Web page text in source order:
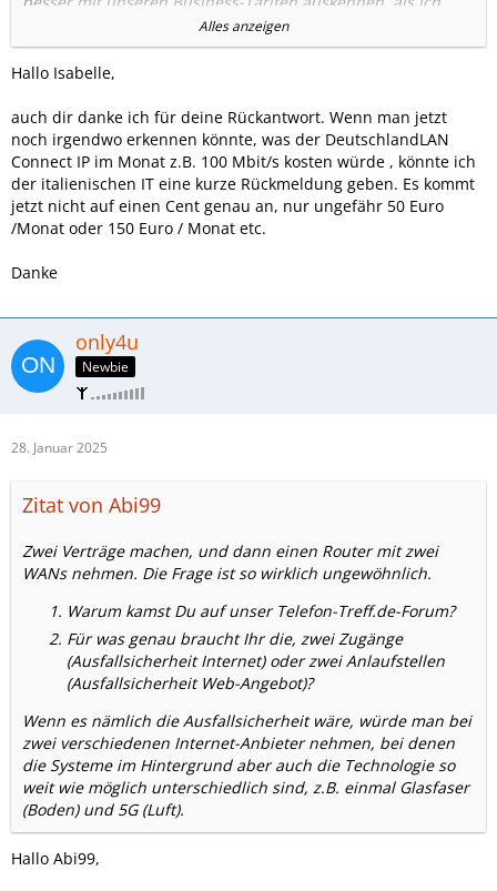
Vielleicht ist
Wenn die IT da nähere Fragen zu hat, dann am besten
direkt einmal an T-Systems wenden. Die Kolleg*innen
stehen gerne beratend zur Seite.
Liebe Grüße
Alles anzeigen
Hallo Isabelle,
auch dir danke ich für deine Rückantwort. Wenn man jetzt
noch irgendwo erkennen könnte, was der DeutschlandLAN
Connect IP im Monat z.B. 100 Mbit/s kosten würde , könnte ich
der italienischen IT eine kurze Rückmeldung geben. Es kommt
jetzt nicht auf einen Cent genau an, nur ungefähr 50 Euro
/Monat oder 150 Euro / Monat etc.
Danke
only4u
Newbie
28. Januar 2025
Zitat von Abi99
Zwei Verträge machen, und dann einen Router mit zwei
WANs nehmen. Die Frage ist so wirklich ungewöhnlich.
Warum kamst Du auf unser Telefon-Treff.de-Forum?
Für was genau braucht Ihr die, zwei Zugänge
(Ausfallsicherheit Internet) oder zwei Anlaufstellen
(Ausfallsicherheit Web-Angebot)?
Wenn es nämlich die Ausfallsicherheit wäre, würde man bei
zwei verschiedenen Internet-Anbieter nehmen, bei denen
die Systeme im Hintergrund aber auch die Technologie so
weit wie möglich unterschiedlich sind, z.B. einmal Glasfaser
(Boden) und 5G (Luft).
Hallo Abi99,